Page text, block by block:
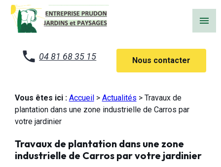
menu
04 81 68 35 15 Nous contacter
Vous êtes ici : Accueil> Actualités > Travaux de
plantation dans une zone industrielle de Carros par
votre jardinier
Travaux de plantation dans une zone
industrielle de Carros par votre jardinier
Panneau de gestion des cookies